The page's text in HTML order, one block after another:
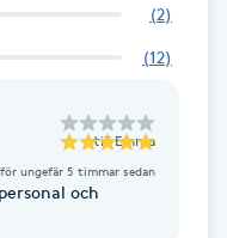
(2)
(12)
till Emma
för ungefär 5 timmar sedan
och